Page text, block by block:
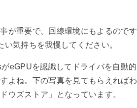
が重要で、回線環境にもよるのです
気持ちを我慢してください。
eGPUを認識してドライバを自動的
よね。下の写真を見てもらえればわ
ウズストア」となっています。